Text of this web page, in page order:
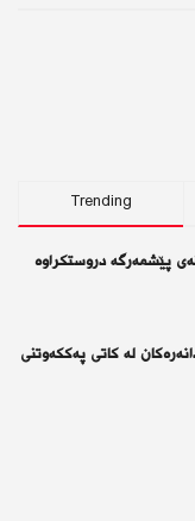
Trending
پێشمەرگە دروستكراوە
لە كاتی پەككەوتنی